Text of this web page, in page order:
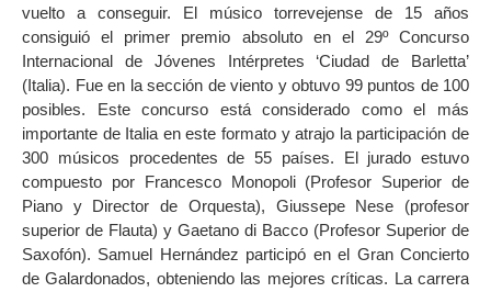
vuelto a conseguir. El músico torrevejense de 15 años
consiguió el primer premio absoluto en el 29º Concurso
Internacional de Jóvenes Intérpretes ‘Ciudad de Barletta’
(Italia). Fue en la sección de viento y obtuvo 99 puntos de 100
posibles. Este concurso está considerado como el más
importante de Italia en este formato y atrajo la participación de
300 músicos procedentes de 55 países. El jurado estuvo
compuesto por Francesco Monopoli (Profesor Superior de
Piano y Director de Orquesta), Giussepe Nese (profesor
superior de Flauta) y Gaetano di Bacco (Profesor Superior de
Saxofón). Samuel Hernández participó en el Gran Concierto
de Galardonados, obteniendo las mejores críticas. La carrera